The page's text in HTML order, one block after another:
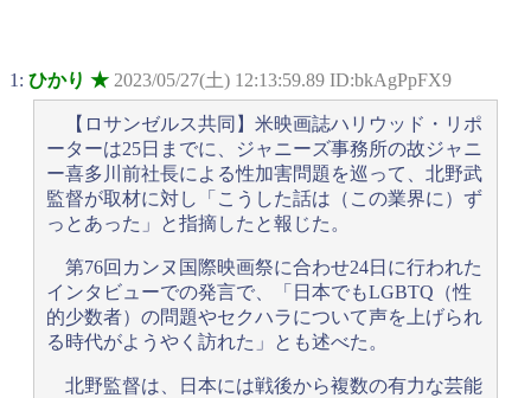
1: ひかり ★ 2023/05/27(土) 12:13:59.89 ID:bkAgPpFX9
【ロサンゼルス共同】米映画誌ハリウッド・リポ
ーターは25日までに、ジャニーズ事務所の故ジャニ
ー喜多川前社長による性加害問題を巡って、北野武
監督が取材に対し「こうした話は（この業界に）ず
っとあった」と指摘したと報じた。
第76回カンヌ国際映画祭に合わせ24日に行われた
インタビューでの発言で、「日本でもLGBTQ（性
的少数者）の問題やセクハラについて声を上げられ
る時代がようやく訪れた」とも述べた。
北野監督は、日本には戦後から複数の有力な芸能